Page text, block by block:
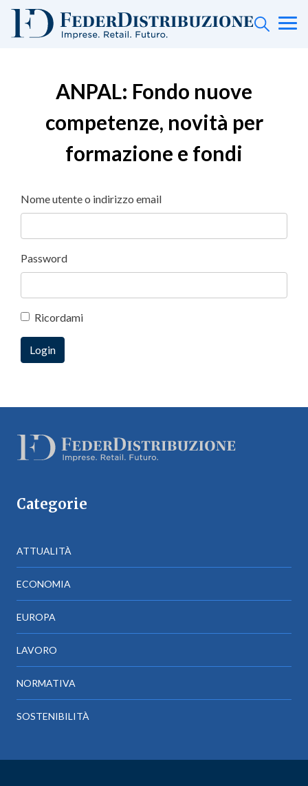
ANPAL: Fondo nuove
competenze, novità per
formazione e fondi
Nome utente o indirizzo email
Password
Ricordami
Categorie
ATTUALITÀ
ECONOMIA
EUROPA
LAVORO
NORMATIVA
SOSTENIBILITÀ